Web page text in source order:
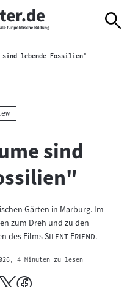
sind lebende Fossilien"Aktuelle
sind
Gärten in Marburg. Im
zum Dreh und zu den
des Films"
Silent Friend".
, 4 Minuten zu lesen